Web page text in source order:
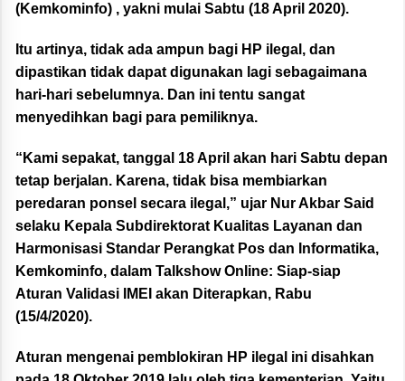
(Kemkominfo) , yakni mulai Sabtu (18 April 2020).
Itu artinya, tidak ada ampun bagi HP ilegal, dan
dipastikan tidak dapat digunakan lagi sebagaimana
hari-hari sebelumnya. Dan ini tentu sangat
menyedihkan bagi para pemiliknya.
“Kami sepakat, tanggal 18 April akan hari Sabtu depan
tetap berjalan. Karena, tidak bisa membiarkan
peredaran ponsel secara ilegal,” ujar Nur Akbar Said
selaku Kepala Subdirektorat Kualitas Layanan dan
Harmonisasi Standar Perangkat Pos dan Informatika,
Kemkominfo, dalam Talkshow Online: Siap-siap
Aturan Validasi IMEI akan Diterapkan, Rabu
(15/4/2020).
Aturan mengenai pemblokiran HP ilegal ini disahkan